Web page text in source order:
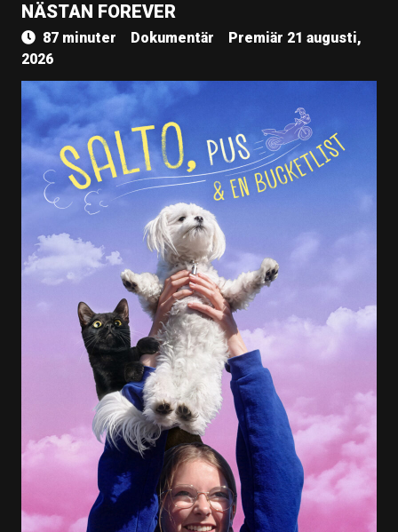
NÄSTAN FOREVER
87 minuter Dokumentär
Premiär 21 augusti,
2026